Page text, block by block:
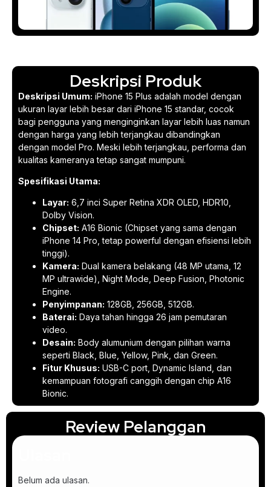
Deskripsi Produk
Deskripsi Umum: iPhone 15 Plus adalah model dengan
ukuran layar lebih besar dari iPhone 15 standar, cocok
bagi pengguna yang menginginkan layar lebih luas namun
dengan harga yang lebih terjangkau dibandingkan
dengan model Pro. Meski lebih terjangkau, performa dan
kualitas kameranya tetap sangat mumpuni.
Spesifikasi Utama:
Layar: 6,7 inci Super Retina XDR OLED, HDR10,
Dolby Vision.
Chipset: A16 Bionic (Chipset yang sama dengan
iPhone 14 Pro, tetap powerful dengan efisiensi lebih
tinggi).
Kamera: Dual kamera belakang (48 MP utama, 12
MP ultrawide), Night Mode, Deep Fusion, Photonic
Engine.
Penyimpanan: 128GB, 256GB, 512GB.
Baterai: Daya tahan hingga 26 jam pemutaran
video.
Desain: Body alumunium dengan pilihan warna
seperti Black, Blue, Yellow, Pink, dan Green.
Fitur Khusus: USB-C port, Dynamic Island, dan
kemampuan fotografi canggih dengan chip A16
Bionic.
Review Pelanggan
Belum ada ulasan.